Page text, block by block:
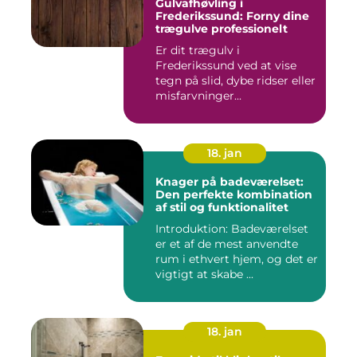
Gulvafhøvling i
Frederikssund: Forny dine
trægulve professionelt
Er dit trægulv i
Frederikssund ved at vise
tegn på slid, dybe ridser eller
misfarvninger...
18. jan
Knager på badeværelset:
Den perfekte kombination
af stil og funktionalitet
Introduktion: Badeværelset
er et af de mest anvendte
rum i ethvert hjem, og det er
vigtigt at skabe ...
18. jan